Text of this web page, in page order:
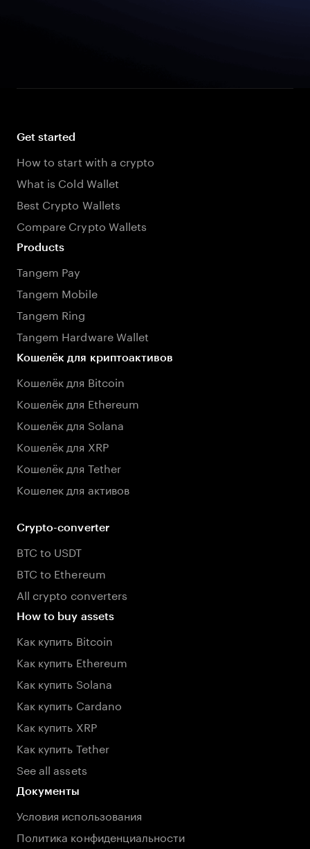
Get started
How to start with a crypto
What is Cold Wallet
Best Crypto Wallets
Compare Crypto Wallets
Products
Tangem Pay
Tangem Mobile
Tangem Ring
Tangem Hardware Wallet
Кошелёк для криптоактивов
Кошелёк для Bitcoin
Кошелёк для Ethereum
Кошелёк для Solana
Кошелёк для XRP
Кошелёк для Tether
Кошелек для активов
Crypto-converter
BTC to USDT
BTC to Ethereum
All crypto converters
How to buy assets
Как купить Bitcoin
Как купить Ethereum
Как купить Solana
Как купить Cardano
Как купить XRP
Как купить Tether
See all assets
Документы
Условия использования
Политика конфиденциальности